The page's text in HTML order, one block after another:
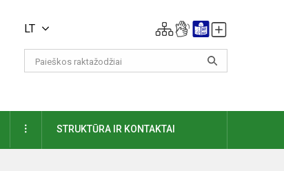
LT
DAUGIAUSTRUKTŪRA IR KONTAKTAI